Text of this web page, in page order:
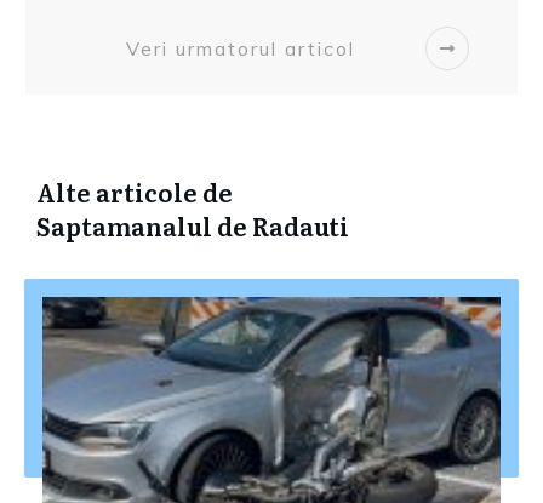
Veri urmatorul articol
Alte articole de
Saptamanalul de Radauti